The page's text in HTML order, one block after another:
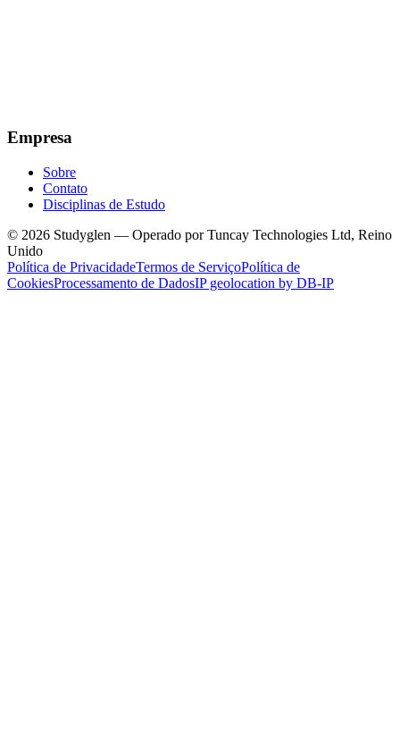
Empresa
Sobre
Contato
Disciplinas de Estudo
© 2026 Studyglen — Operado por Tuncay Technologies Ltd, Reino
Unido
Política de PrivacidadeTermos de ServiçoPolítica de
CookiesProcessamento de DadosIP geolocation by DB-IP